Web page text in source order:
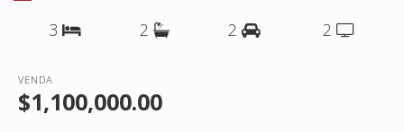
3 2 2 2
VENDA
$1,100,000.00